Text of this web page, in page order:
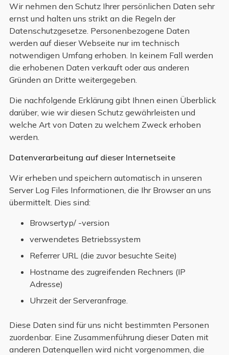
Wir nehmen den Schutz Ihrer persönlichen Daten sehr
ernst und halten uns strikt an die Regeln der
Datenschutzgesetze. Personenbezogene Daten
werden auf dieser Webseite nur im technisch
notwendigen Umfang erhoben. In keinem Fall werden
die erhobenen Daten verkauft oder aus anderen
Gründen an Dritte weitergegeben.
Die nachfolgende Erklärung gibt Ihnen einen Überblick
darüber, wie wir diesen Schutz gewährleisten und
welche Art von Daten zu welchem Zweck erhoben
werden.
Datenverarbeitung auf dieser Internetseite
Wir erheben und speichern automatisch in unseren
Server Log Files Informationen, die Ihr Browser an uns
übermittelt. Dies sind:
Browsertyp/ -version
verwendetes Betriebssystem
Referrer URL (die zuvor besuchte Seite)
Hostname des zugreifenden Rechners (IP
Adresse)
Uhrzeit der Serveranfrage.
Diese Daten sind für uns nicht bestimmten Personen
zuordenbar. Eine Zusammenführung dieser Daten mit
anderen Datenquellen wird nicht vorgenommen, die